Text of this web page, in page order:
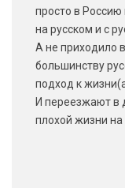
просто в Россию
на русском и с
А не приходило
большинству
подход к
И переезжают в
плохой жизни на